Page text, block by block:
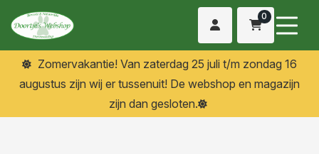
0
Zomervakantie! Van zaterdag 25 juli t/m zondag 16
augustus zijn wij er tussenuit! De webshop en magazijn
zijn dan gesloten.